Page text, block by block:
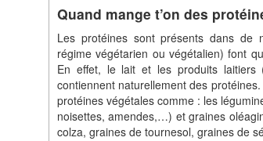
Quand mange t’on des
Les protéines sont présents dans de
régime végétarien ou végétalien) font
En effet, le lait et les produits
contiennent naturellement des
protéines végétales comme : les
noisettes, amendes,…) et graines
colza, graines de tournesol, graines de